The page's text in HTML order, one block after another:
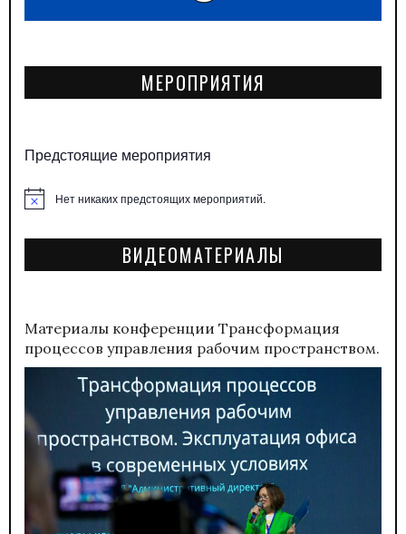
МЕРОПРИЯТИЯ
Предстоящие мероприятия
ЗаметкаНет никаких предстоящих мероприятий.
ВИДЕОМАТЕРИАЛЫ
Материалы конференции Трансформация
процессов управления рабочим пространством.